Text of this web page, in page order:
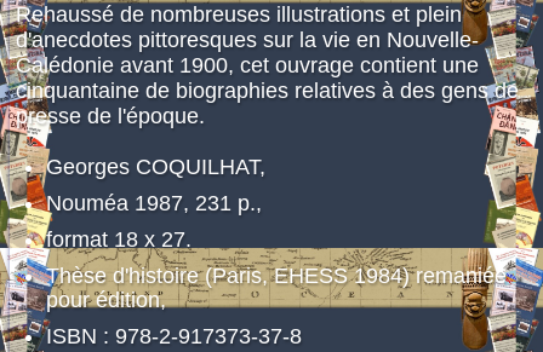
Rehaussé de nombreuses illustrations et plein
d'anecdotes pittoresques sur la vie en Nouvelle-
Calédonie avant 1900, cet ouvrage contient une
cinquantaine de biographies relatives à des gens de
presse de l'époque.
Georges COQUILHAT,
Nouméa 1987, 231 p.,
format 18 x 27.
Thèse d'histoire (Paris, EHESS 1984) remaniée
pour édition,
ISBN : 978-2-917373-37-8